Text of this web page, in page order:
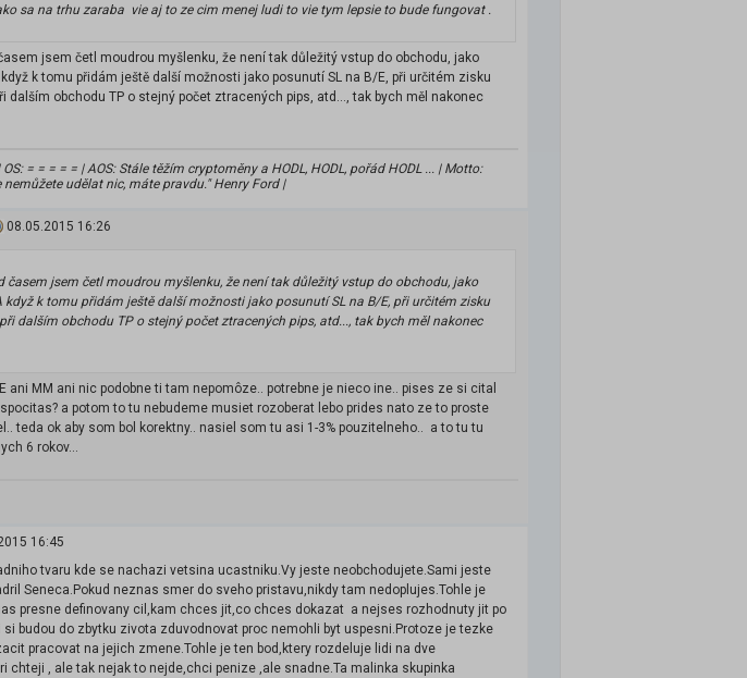
sa na trhu zaraba vie aj to ze cim menej ludi to vie tym lepsie to bude fungovat .
jsem četl moudrou myšlenku, že není tak důležitý vstup do obchodu, jako
k tomu přidám ještě další možnosti jako posunutí SL na B/E, při určitém zisku
dalším obchodu TP o stejný počet ztracených pips, atd..., tak bych měl nakonec
= = = = = | AOS: Stále těžím cryptoměny a HODL, HODL, pořád HODL ... | Motto:
udělat nic, máte pravdu." Henry Ford |
08.05.2015 16:26
jsem četl moudrou myšlenku, že není tak důležitý vstup do obchodu, jako
k tomu přidám ještě další možnosti jako posunutí SL na B/E, při určitém zisku
dalším obchodu TP o stejný počet ztracených pips, atd..., tak bych měl nakonec
ani MM ani nic podobne ti tam nepomôze.. potrebne je nieco ine.. pises ze si cital
a potom to tu nebudeme musiet rozoberat lebo prides nato ze to proste
teda ok aby som bol korektny.. nasiel som tu asi 1-3% pouzitelneho.. a to tu tu
6 rokov...
16:45
tvaru kde se nachazi vetsina ucastniku.Vy jeste neobchodujete.Sami jeste
Seneca.Pokud neznas smer do sveho pristavu,nikdy tam nedoplujes.Tohle je
presne definovany cil,kam chces jit,co chces dokazat a nejses rozhodnuty jit po
budou do zbytku zivota zduvodnovat proc nemohli byt uspesni.Protoze je tezke
pracovat na jejich zmene.Tohle je ten bod,ktery rozdeluje lidi na dve
chteji , ale tak nejak to nejde,chci penize ,ale snadne.Ta malinka skupinka